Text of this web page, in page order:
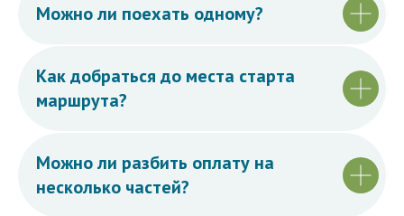
Можно ли поехать одному?
Как добраться до места старта
маршрута?
Можно ли разбить оплату на
несколько частей?